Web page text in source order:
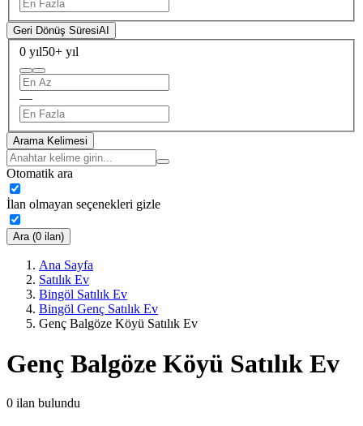
Geri Dönüş SüresiAI
0 yıl50+ yıl
—
Arama Kelimesi
Otomatik ara
İlan olmayan seçenekleri gizle
Ara (0 ilan)
Ana Sayfa
Satılık Ev
Bingöl Satılık Ev
Bingöl Genç Satılık Ev
Genç Balgöze Köyü Satılık Ev
Genç Balgöze Köyü Satılık Ev
0 ilan bulundu